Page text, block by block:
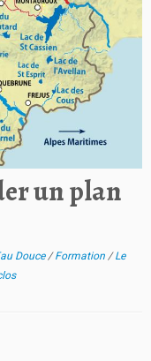
un plan
Douce/Formation /Le